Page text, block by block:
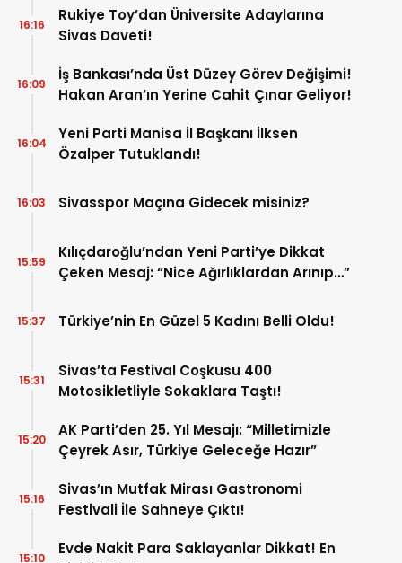
Rukiye Toy’dan Üniversite Adaylarına
Sivas Daveti!
16:16
İş Bankası’nda Üst Düzey Görev Değişimi!
Hakan Aran’ın Yerine Cahit Çınar Geliyor!
16:09
Yeni Parti Manisa İl Başkanı İlksen
Özalper Tutuklandı!
16:04
Sivasspor Maçına Gidecek misiniz?
16:03
Kılıçdaroğlu’ndan Yeni Parti’ye Dikkat
Çeken Mesaj: “Nice Ağırlıklardan Arınıp…”
15:59
Türkiye’nin En Güzel 5 Kadını Belli Oldu!
15:37
Sivas’ta Festival Coşkusu 400
Motosikletliyle Sokaklara Taştı!
15:31
AK Parti’den 25. Yıl Mesajı: “Milletimizle
Çeyrek Asır, Türkiye Geleceğe Hazır”
15:20
Sivas’ın Mutfak Mirası Gastronomi
Festivali İle Sahneye Çıktı!
15:16
Evde Nakit Para Saklayanlar Dikkat! En
15:10